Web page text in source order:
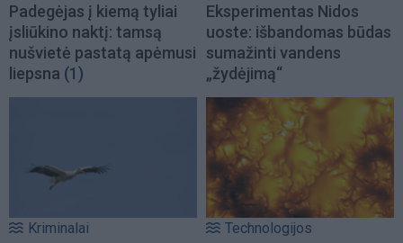
Padegėjas į kiemą tyliai
įsliūkino naktį: tamsą
nušvietė pastatą apėmusi
liepsna (1)
Eksperimentas Nidos
uoste: išbandomas būdas
sumažinti vandens
„žydėjimą“
Kriminalai Technologijos